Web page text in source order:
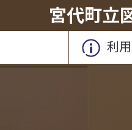
テ
ツ
ゲ
シ
宮代町立
利